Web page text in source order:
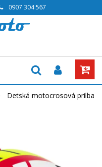
0907 304 567
Detská motocrosová prilba